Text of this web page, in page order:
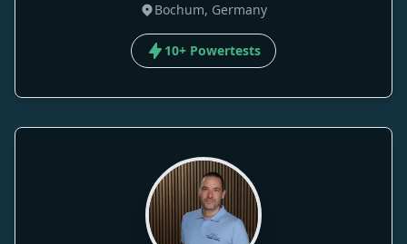
Bochum, Germany
10+ Powertests